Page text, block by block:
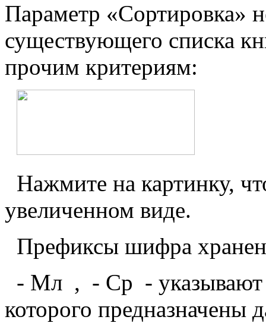
Параметр «Сортировка»
существующего списка
прочим критериям:
Нажмите на картинку,
увеличенном виде.
Префиксы шифра
- Мл , - Ср - указывают
которого предназначены